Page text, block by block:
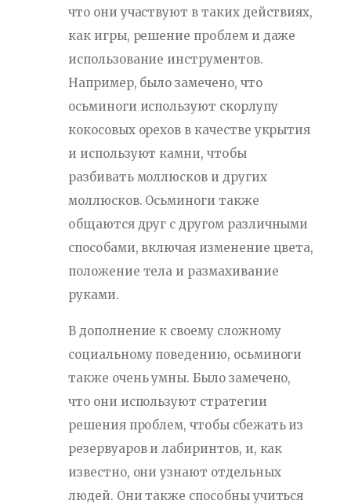
что они участвуют в таких действиях,
как игры, решение проблем и даже
использование инструментов.
Например, было замечено, что
осьминоги используют скорлупу
кокосовых орехов в качестве укрытия
и используют камни, чтобы
разбивать моллюсков и других
моллюсков. Осьминоги также
общаются друг с другом различными
способами, включая изменение цвета,
положение тела и размахивание
руками.
В дополнение к своему сложному
социальному поведению, осьминоги
также очень умны. Было замечено,
что они используют стратегии
решения проблем, чтобы сбежать из
резервуаров и лабиринтов, и, как
известно, они узнают отдельных
людей. Они также способны учиться